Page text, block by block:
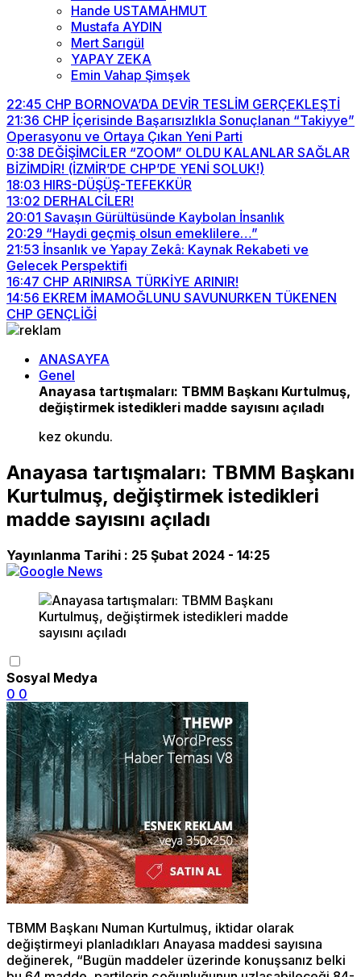
Hande USTAMAHMUT
Mustafa AYDIN
Mert Sarıgül
YAPAY ZEKA
Emin Vahap Şimşek
22:45 CHP BORNOVA’DA DEVİR TESLİM GERÇEKLEŞTİ
21:36 CHP İçerisinde Başarısızlıkla Sonuçlanan “Takiyye”
Operasyonu ve Ortaya Çıkan Yeni Parti
0:38 DEĞİŞİMCİLER “ZOOM” OLDU KALANLAR SAĞLAR
BİZİMDİR! (İZMİR’DE CHP’DE YENİ SOLUK!)
18:03 HIRS-DÜŞÜŞ-TEFEKKÜR
13:02 DERHALCİLER!
20:01 Savaşın Gürültüsünde Kaybolan İnsanlık
20:29 “Haydi geçmiş olsun emeklilere…”
21:53 İnsanlık ve Yapay Zekâ: Kaynak Rekabeti ve
Gelecek Perspektifi
16:47 CHP ARINIRSA TÜRKİYE ARINIR!
14:56 EKREM İMAMOĞLUNU SAVUNURKEN TÜKENEN
CHP GENÇLİĞİ
ANASAYFA
Genel
Anayasa tartışmaları: TBMM Başkanı Kurtulmuş,
değiştirmek istedikleri madde sayısını açıladı
kez okundu.
Anayasa tartışmaları: TBMM Başkanı
Kurtulmuş, değiştirmek istedikleri
madde sayısını açıladı
Yayınlanma Tarihi : 25 Şubat 2024 - 14:25
Sosyal Medya
0 0
TBMM Başkanı Numan Kurtulmuş, iktidar olarak
değiştirmeyi planladıkları Anayasa maddesi sayısına
değinerek, “Bugün maddeler üzerinde konuşsanız belki